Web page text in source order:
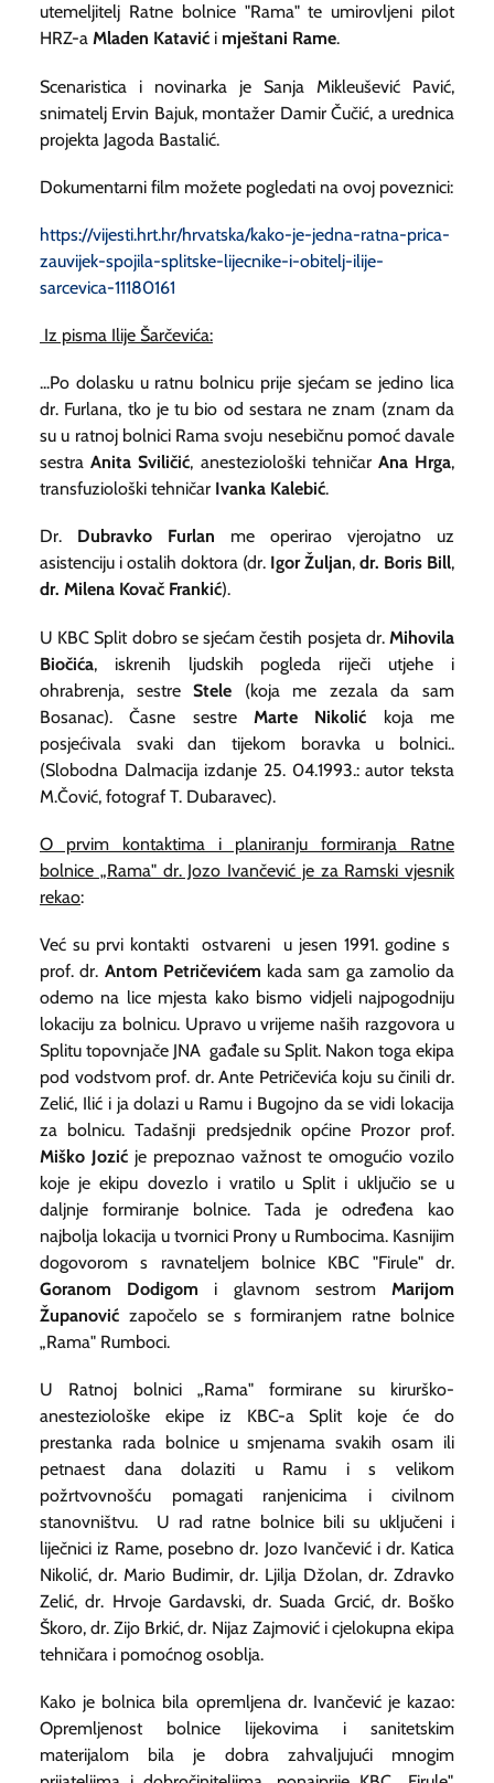
utemeljitelj Ratne bolnice "Rama" te umirovljeni pilot
HRZ-a Mladen Katavić i mještani Rame.
Scenaristica i novinarka je Sanja Mikleušević Pavić,
snimatelj Ervin Bajuk, montažer Damir Čučić, a urednica
projekta Jagoda Bastalić.
Dokumentarni film možete pogledati na ovoj poveznici:
https://vijesti.hrt.hr/hrvatska/kako-je-jedna-ratna-prica-
zauvijek-spojila-splitske-lijecnike-i-obitelj-ilije-
sarcevica-11180161
Iz pisma Ilije Šarčevića:
...Po dolasku u ratnu bolnicu prije sjećam se jedino lica
dr. Furlana, tko je tu bio od sestara ne znam (znam da
su u ratnoj bolnici Rama svoju nesebičnu pomoć davale
sestraAnita Sviličić, anesteziološki tehničarAna Hrga,
transfuziološki tehničar Ivanka Kalebić.
Dr. Dubravko Furlan me operirao vjerojatno uz
asistenciju i ostalih doktora (dr. Igor Žuljan, dr. Boris Bill,
dr. Milena Kovač Frankić).
U KBC Split dobro se sjećam čestih posjeta dr. Mihovila
Biočića, iskrenih ljudskih pogleda riječi utjehe i
ohrabrenja, sestreStele (koja me zezala da sam
Bosanac). Časne sestre Marte Nikolić koja me
posjećivala svaki dan tijekom boravka u bolnici..
(Slobodna Dalmacija izdanje 25. 04.1993.: autor teksta
M.Čović, fotograf T. Dubaravec).
O prvim kontaktima i planiranju formiranja Ratne
bolnice „Rama" dr. Jozo Ivančević je za Ramski vjesnik
rekao:
Već su prvi kontakti ostvareni u jesen 1991. godine s
prof. dr. Antom Petričevićem kada sam ga zamolio da
odemo na lice mjesta kako bismo vidjeli najpogodniju
lokaciju za bolnicu. Upravo u vrijeme naših razgovora u
Splitu topovnjače JNA gađale su Split. Nakon toga ekipa
pod vodstvom prof. dr. Ante Petričevića koju su činili dr.
Zelić, Ilić i ja dolazi u Ramu i Bugojno da se vidi lokacija
za bolnicu. Tadašnji predsjednik općine Prozor prof.
Miško Jozić je prepoznao važnost te omogućio vozilo
koje je ekipu dovezlo i vratilo u Split i uključio se u
daljnje formiranje bolnice. Tada je određena kao
najbolja lokacija u tvornici Prony u Rumbocima. Kasnijim
dogovorom s ravnateljem bolnice KBC "Firule" dr.
Goranom Dodigom i glavnom sestromMarijom
Županović započelo se s formiranjem ratne bolnice
„Rama" Rumboci.
U Ratnoj bolnici „Rama" formirane su kirurško-
anesteziološke ekipe iz KBC-a Split koje će do
prestanka rada bolnice u smjenama svakih osam ili
petnaest dana dolaziti u Ramu i s velikom
požrtvovnošću pomagati ranjenicima i civilnom
stanovništvu. U rad ratne bolnice bili su uključeni i
liječnici iz Rame, posebno dr. Jozo Ivančević i dr. Katica
Nikolić, dr. Mario Budimir, dr. Ljilja Džolan, dr. Zdravko
Zelić, dr. Hrvoje Gardavski, dr. Suada Grcić, dr. Boško
Škoro, dr. Zijo Brkić, dr. Nijaz Zajmović i cjelokupna ekipa
tehničara i pomoćnog osoblja.
Kako je bolnica bila opremljena dr. Ivančević je kazao:
Opremljenost bolnice lijekovima i sanitetskim
materijalom bila je dobra zahvaljujući mnogim